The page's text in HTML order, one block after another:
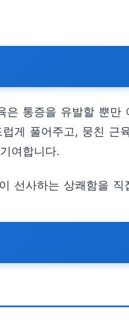
통증을 유발할 뿐만
게 풀어주고, 뭉친 근
여합니다.
선사하는 상쾌함을 직